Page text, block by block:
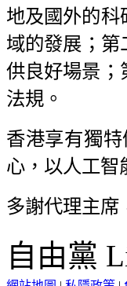
地及國外的科
域的發展；第
供良好場景；
法規。
香港享有獨
心，以人工智
多謝代理主席
自由黨